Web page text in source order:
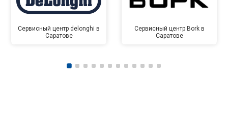
Сервисный центр delonghi в
Саратове
Сервисный центр Bork в
Саратове